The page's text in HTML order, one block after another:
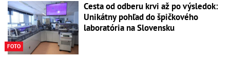
FOTO
Cesta od odberu krvi až po výsledok:
Unikátny pohľad do špičkového
laboratória na Slovensku